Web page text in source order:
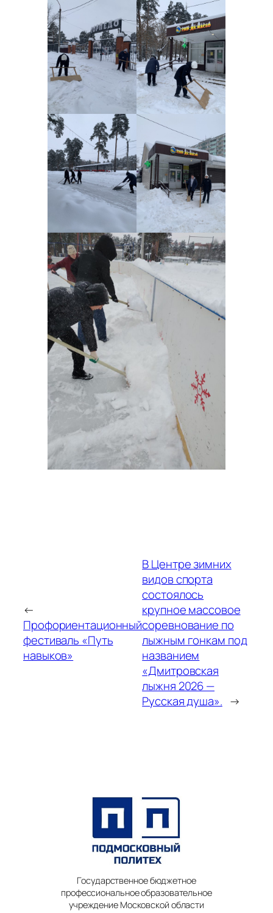
←
Профориентационный
фестиваль «Путь
навыков»
В Центре зимних
видов спорта
состоялось
крупное массовое
соревнование по
лыжным гонкам под
названием
«Дмитровская
лыжня 2026 —
Русская душа». →
Государственное бюджетное
профессиональное образовательное
учреждение Московской области